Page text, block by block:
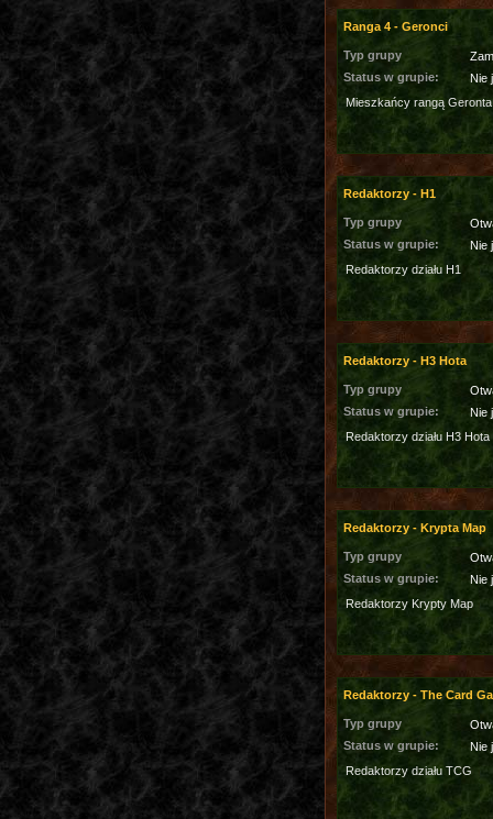
Ranga 4 - Geronci
Typ grupy
Status w grupie:
Nie
Mieszkańcy rangą
Redaktorzy - H1
Typ grupy
Status w grupie:
Nie
Redaktorzy działu H1
Redaktorzy - H3 Hota
Typ grupy
Status w grupie:
Nie
Redaktorzy działu H3 Hota
Redaktorzy - Krypta Map
Typ grupy
Status w grupie:
Nie
Redaktorzy Krypty Map
Redaktorzy - The Card
Typ grupy
Status w grupie:
Nie
Redaktorzy działu TCG